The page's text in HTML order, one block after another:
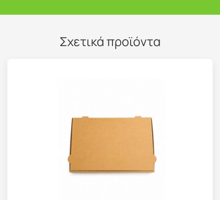
Σχετικά προϊόντα